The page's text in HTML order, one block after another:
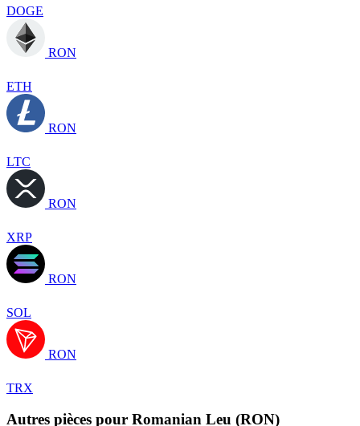
DOGE
RON
ETH
RON
LTC
RON
XRP
RON
SOL
RON
TRX
Autres pièces pour Romanian Leu (RON)